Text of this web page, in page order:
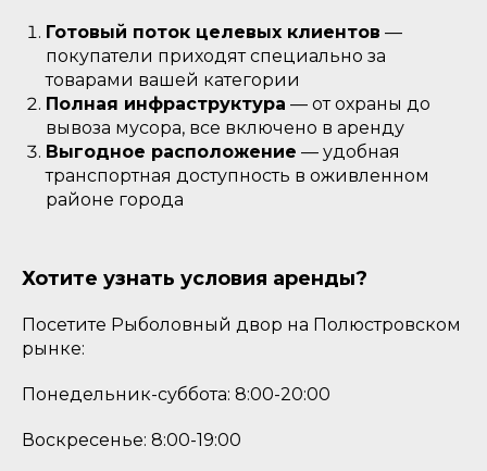
Готовый поток целевых клиентов —
покупатели приходят специально за
товарами вашей категории
Полная инфраструктура — от охраны до
вывоза мусора, все включено в аренду
Выгодное расположение — удобная
транспортная доступность в оживленном
районе города
Хотите узнать условия аренды?
Посетите Рыболовный двор на Полюстровском
рынке:
Понедельник-суббота: 8:00-20:00
Воскресенье: 8:00-19:00